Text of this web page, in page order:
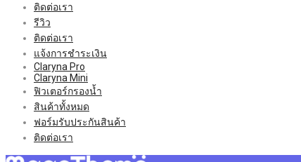
ติดต่อเรา
รีวิว
ติดต่อเรา
แจ้งการชำระเงิน
Claryna Pro
Claryna Mini
ฟิวเตอร์กรองน้ำ
สินค้าทั้งหมด
ฟอร์มรับประกันสินค้า
ติดต่อเรา